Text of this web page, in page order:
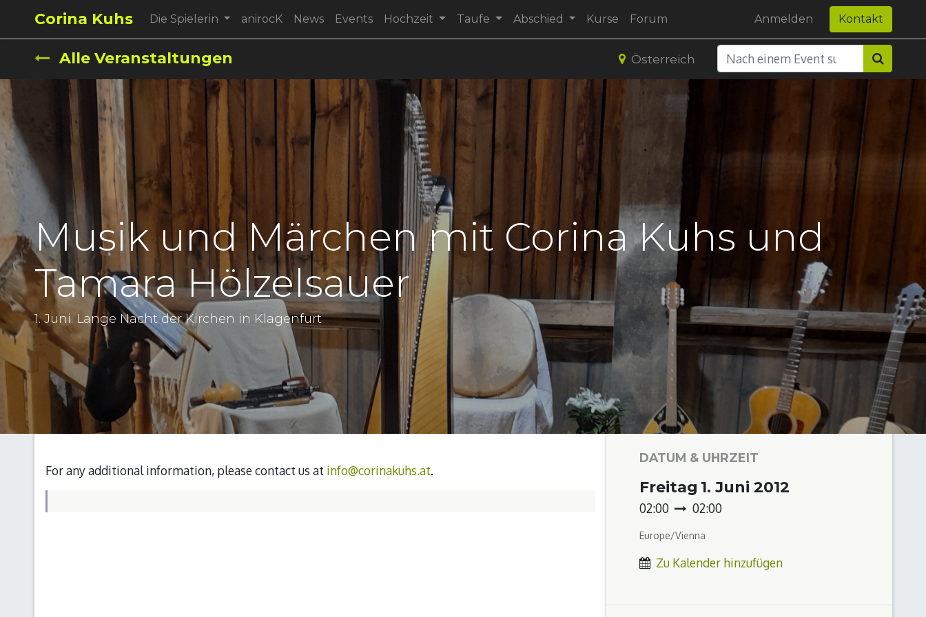
Corina Kuhs Die Spielerin anirocK News Events Hochzeit Taufe Abschied Kurse Forum Anmelden Kontakt
Alle Veranstaltungen Österreich
Musik und Märchen mit Corina Kuhs und
Tamara Hölzelsauer
1. Juni. Lange Nacht der Kirchen in Klagenfurt
For any additional information, please contact us at info@corinakuhs.at.
DATUM & UHRZEIT
Freitag 1. Juni 2012
02:00 02:00
Europe/Vienna
Zu Kalender hinzufügen